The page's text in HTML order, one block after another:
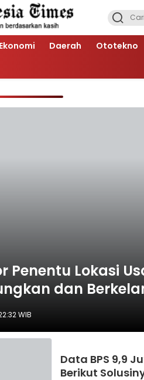
Ekonomi Daerah Ototekno
Penentu Lokasi
dan
WIB
Data BPS 9,9
Berikut